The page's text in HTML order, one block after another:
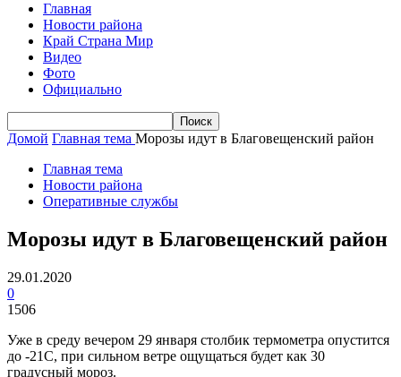
Главная
Новости района
Край Страна Мир
Видео
Фото
Официально
Домой Главная тема Морозы идут в Благовещенский район
Главная тема
Новости района
Оперативные службы
Морозы идут в Благовещенский район
29.01.2020
0
1506
Уже в среду вечером 29 января столбик термометра опустится
до -21С, при сильном ветре ощущаться будет как 30
градусный мороз.